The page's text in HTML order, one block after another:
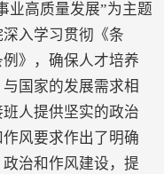
业高质量发展”为主题
入学习贯彻《条
》，确保人才培养
国家的发展需求相
人提供坚实的政治
风要求作出了明确
治和作风建设，提